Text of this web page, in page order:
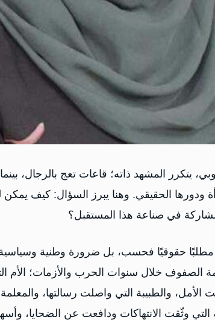
يتكرر المشهد ذاته؛ قاعات تعج بالرجال،
ودورها الحقيقي. وهنا يبرز السؤال: كيف
في صناعة هذا المستقبل؟
حقوقيًا فحسب، بل ضرورة وطنية وسياسية.
الصفوف خلال سنوات الحرب والأزمات؛ الأم
والطبيبة التي واصلت رسالتها، والمعلمة
التي وثّقت الانتهاكات ودافعت عن الضحايا،